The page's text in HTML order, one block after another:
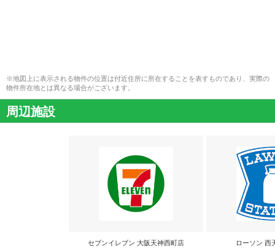
※地図上に表示される物件の位置は付近住所に所在することを表すものであり、実際の
物件所在地とは異なる場合がございます。
周辺施設
セブンイレブン 大阪天神西町店 ローソン 西